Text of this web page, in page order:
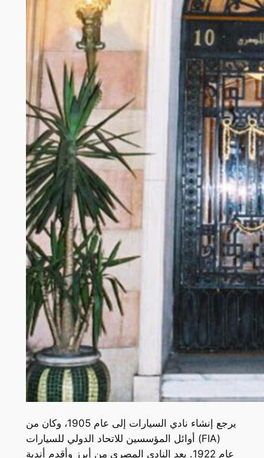
يرجع إنشاء نادي السيارات إلى عام 1905، وكان من
أوائل المؤسسين للاتحاد الدولي للسيارات (FIA)
عام 1922. يعد النادي المصري من أبرز وأقدم أندية